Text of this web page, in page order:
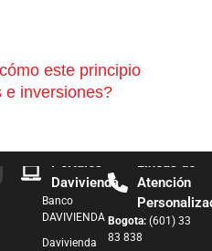
este principio
e inversiones?
Davivienda
Banco
DAVIVIENDA
Davivienda
Atención
Bogota: (601) 33
83 838